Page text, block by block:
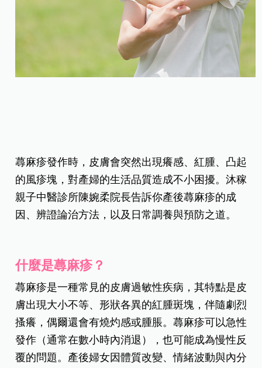
蕁麻疹發作時，皮膚會突然出現癢感、紅腫、凸起
的風疹塊，對產婦的生活品質造成不小困擾。沐稼
親子中醫診所陳婉柔院長告訴你產後蕁麻疹的成
因、辨證論治方法，以及日常調養與預防之道。
什麼是蕁麻疹？
蕁麻疹是一種常見的皮膚過敏性疾病，其特點是皮
膚出現大小不等、形狀各異的紅腫斑塊，伴隨劇烈
搔癢，偶爾還會有燒灼感或腫脹。蕁麻疹可以急性
發作（通常在數小時內消退），也可能成為慢性反
覆的問題。產後婦女因體質改變、情緒波動與內分